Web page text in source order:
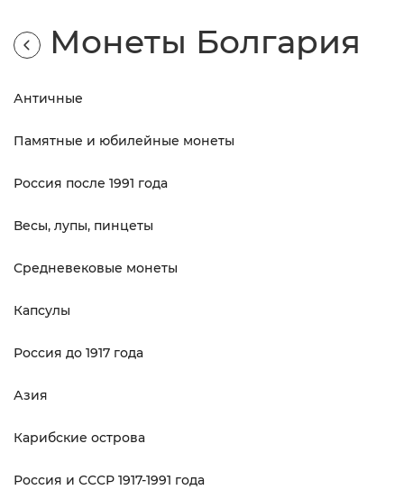
Монеты Болгария
Античные
Памятные и юбилейные монеты
Россия после 1991 года
Весы, лупы, пинцеты
Средневековые монеты
Капсулы
Россия до 1917 года
Азия
Карибские острова
Россия и СССР 1917-1991 года